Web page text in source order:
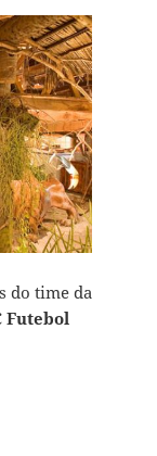
do time da
Futebol